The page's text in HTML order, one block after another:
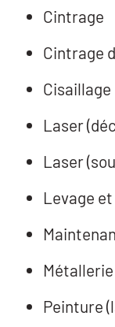
Cintrage
Cintrage
Cisaillage
Laser
Laser
Levage
Métallerie
Peinture